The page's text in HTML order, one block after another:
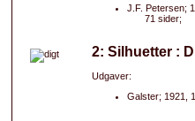
J.F. Petersen;
71 sider;
2: Silhuetter :
Udgaver:
Galster; 1921,